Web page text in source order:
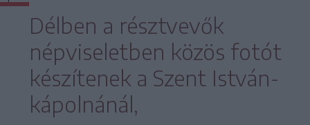
Délben a résztvevők
népviseletben közös fotót
készítenek a Szent István-
kápolnánál,